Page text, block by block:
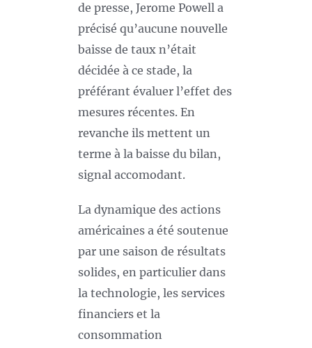
de presse, Jerome Powell a
précisé qu’aucune nouvelle
baisse de taux n’était
décidée à ce stade, la
préférant évaluer l’effet des
mesures récentes. En
revanche ils mettent un
terme à la baisse du bilan,
signal accomodant.
La dynamique des actions
américaines a été soutenue
par une saison de résultats
solides, en particulier dans
la technologie, les services
financiers et la
consommation